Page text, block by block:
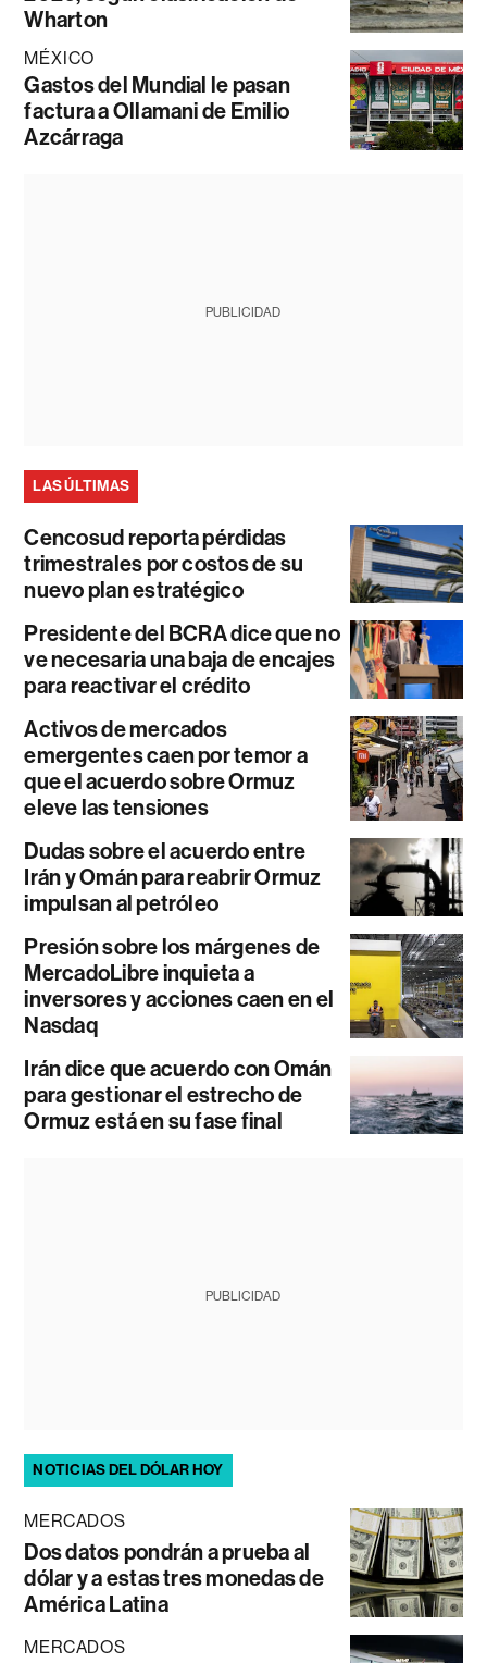
Wharton
MÉXICO
Gastos del Mundial le pasan
factura a Ollamani de Emilio
Azcárraga
PUBLICIDAD
LAS ÚLTIMAS
Cencosud reporta pérdidas
trimestrales por costos de su
nuevo plan estratégico
Presidente del BCRA dice que no
ve necesaria una baja de encajes
para reactivar el crédito
Activos de mercados
emergentes caen por temor a
que el acuerdo sobre Ormuz
eleve las tensiones
Dudas sobre el acuerdo entre
Irán y Omán para reabrir Ormuz
impulsan al petróleo
Presión sobre los márgenes de
MercadoLibre inquieta a
inversores y acciones caen en el
Nasdaq
Irán dice que acuerdo con Omán
para gestionar el estrecho de
Ormuz está en su fase final
PUBLICIDAD
NOTICIAS DEL DÓLAR HOY
MERCADOS
Dos datos pondrán a prueba al
dólar y a estas tres monedas de
América Latina
MERCADOS